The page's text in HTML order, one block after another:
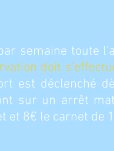
semaine toute
doit
est déclenché
sur un arrêt
et 8€ le carnet de